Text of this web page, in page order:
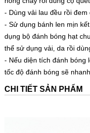
- Dùng vải lau đều rồi đem
- Sử dụng bánh len mịn
dụng bộ đánh bóng hạt
thể sử dụng vải, da rồi
- Nếu diện tích đánh bóng
tốc độ đánh bóng sẽ
CHI TIẾT SẢN PHẨM